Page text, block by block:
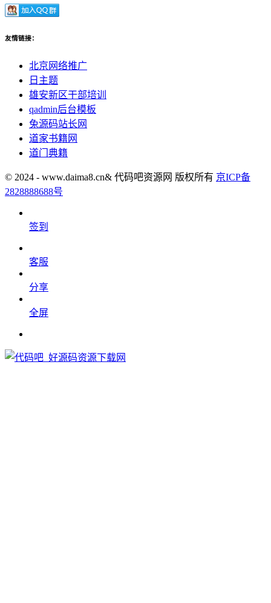
友情链接：
北京网络推广
日主题
雄安新区干部培训
qadmin后台模板
兔源码站长网
道家书籍网
道门典籍
© 2024 - www.daima8.cn& 代码吧资源网 版权所有 京ICP备
2828888688号
签到
客服
分享
全屏